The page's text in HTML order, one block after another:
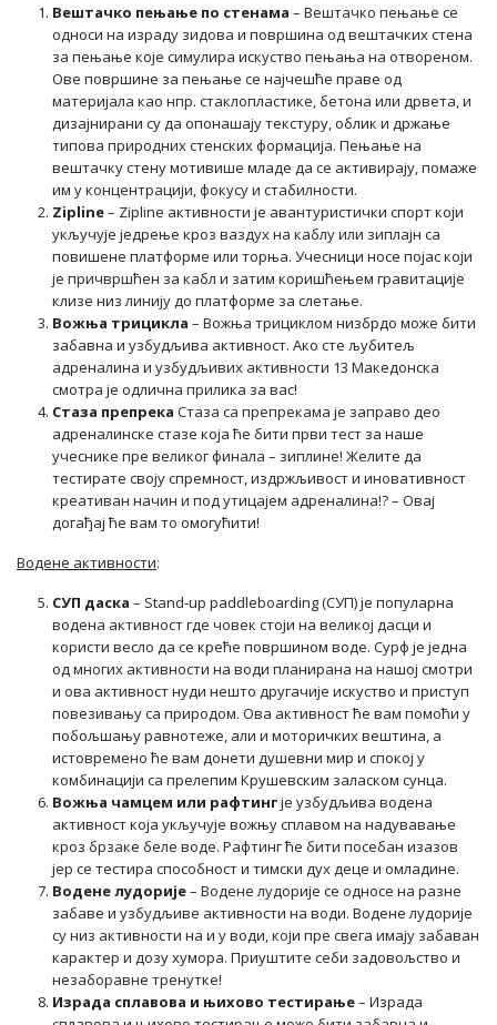
Вештачко пењање по стенама – Вештачко пењање се
односи на израду зидова и површина од вештачких стена
за пењање које симулира искуство пењања на отвореном.
Ове површине за пењање се најчешће праве од
материјала као нпр. стаклопластике, бетона или дрвета, и
дизајнирани су да опонашају текстуру, облик и држање
типова природних стенских формација. Пењање на
вештачку стену мотивише младе да се активирају, помаже
им у концентрацији, фокусу и стабилности.
Zipline– Zipline активности је авантуристички спорт који
укључује једрење кроз ваздух на каблу или зиплајн са
повишене платформе или торња. Учесници носе појас који
је причвршћен за кабл и затим коришћењем гравитације
клизе низ линију до платформе за слетање.
Вожња трицикла – Вожња трициклом низбрдо може бити
забавна и узбудљива активност. Ако сте љубитељ
адреналина и узбудљивих активности 13 Македонска
смотра је одлична прилика за вас!
Стаза препрека Стаза са препрекама је заправо део
адреналинске стазе која ће бити први тест за наше
учеснике пре великог финала – зиплине! Желите да
тестирате своју спремност, издржљивост и иновативност
креативан начин и под утицајем адреналина!? – Овај
догађај ће вам то омогућити!
Водене активности:
СУП даска – Stand-up paddleboarding (СУП) је популарна
водена активност где човек стоји на великој дасци и
користи весло да се креће површином воде. Сурф је једна
од многих активности на води планирана на нашој смотри
и ова активност нуди нешто другачије искуство и приступ
повезивању са природом. Ова активност ће вам помоћи у
побољшању равнотеже, али и моторичких вештина, а
истовремено ће вам донети душевни мир и спокој у
комбинацији са прелепим Крушевским заласком сунца.
Вожња чамцем или рафтингје узбудљива водена
активност која укључује вожњу сплавом на надувавање
кроз брзаке беле воде. Рафтинг ће бити посебан изазов
јер се тестира способност и тимски дух деце и омладине.
Водене лудорије– Водене лудорије се односе на разне
забаве и узбудљиве активности на води. Водене лудорије
су низ активности на и у води, који пре свега имају забаван
карактер и дозу хумора. Приуштите себи задовољство и
незаборавне тренутке!
Израда сплавова и њихово тестирање– Израда